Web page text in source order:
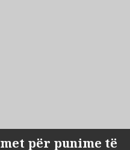
për punime të